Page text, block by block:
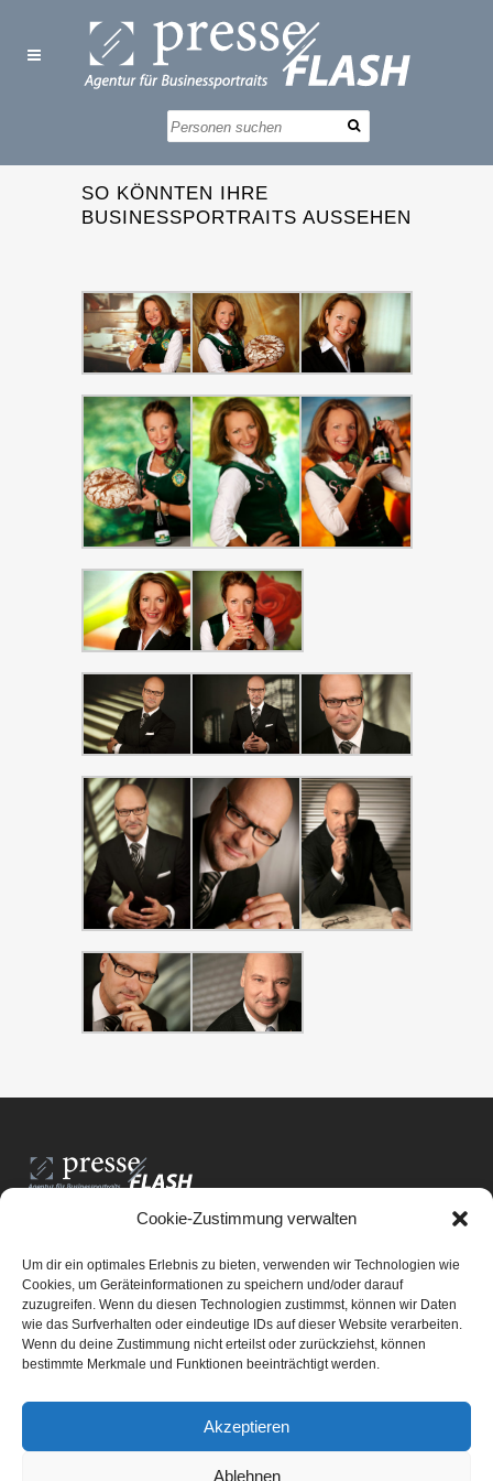
Cookie-Zustimmung verwalten
Um dir ein optimales Erlebnis zu bieten, verwenden wir Technologien wie
Cookies, um Geräteinformationen zu speichern und/oder darauf
zuzugreifen. Wenn du diesen Technologien zustimmst, können wir Daten
wie das Surfverhalten oder eindeutige IDs auf dieser Website verarbeiten.
Wenn du deine Zustimmung nicht erteilst oder zurückziehst, können
bestimmte Merkmale und Funktionen beeinträchtigt werden.
Akzeptieren
Ablehnen
SO KÖNNTEN IHRE
BUSINESSPORTRAITS AUSSEHEN
PresseFlash e.U.
Am Anger15/3/12
8061 St. Radegund bei Graz
E-Mail-Adresse:office@presseflash.at
UID-Nr. ATU 69512805